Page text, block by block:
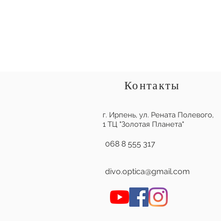
Контакты
г. Ирпень, ул. Рената Полевого,
1 ТЦ "Золотая Планета"
068 8 555 317
divo.optica@gmail.com